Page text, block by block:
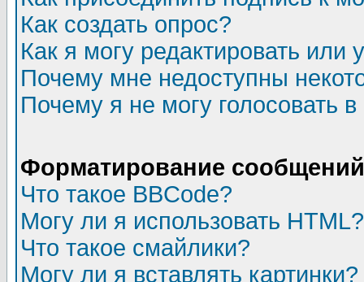
Как создать опрос?
Как я могу редактировать или
Почему мне недоступны
Почему я не могу голосовать
Форматирование
Что такое BBCode?
Могу ли я использовать HTML?
Что такое смайлики?
Могу ли я вставлять картинки?